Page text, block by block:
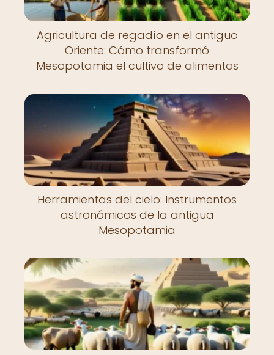
Agricultura de regadío en el antiguo
Oriente: Cómo transformó
Mesopotamia el cultivo de alimentos
Herramientas del cielo: Instrumentos
astronómicos de la antigua
Mesopotamia